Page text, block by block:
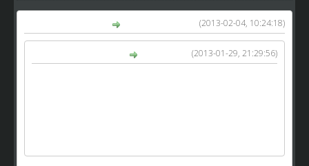
(2013-02-04, 10:24:18)
(2013-01-29, 21:29:56)